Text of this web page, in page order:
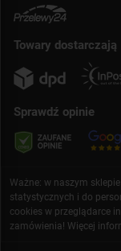
Towary dostarczają
Sprawdź opinie
Ważne: w naszym
statystycznych i do
cookies w przeglądarce
zamówienia! Więcej